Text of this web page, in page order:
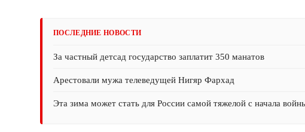
ПОСЛЕДНИЕ НОВОСТИ
За частный детсад государство заплатит 350 манатов
Арестовали мужа телеведущей Нигяр Фархад
Эта зима может стать для России самой тяжелой с начала